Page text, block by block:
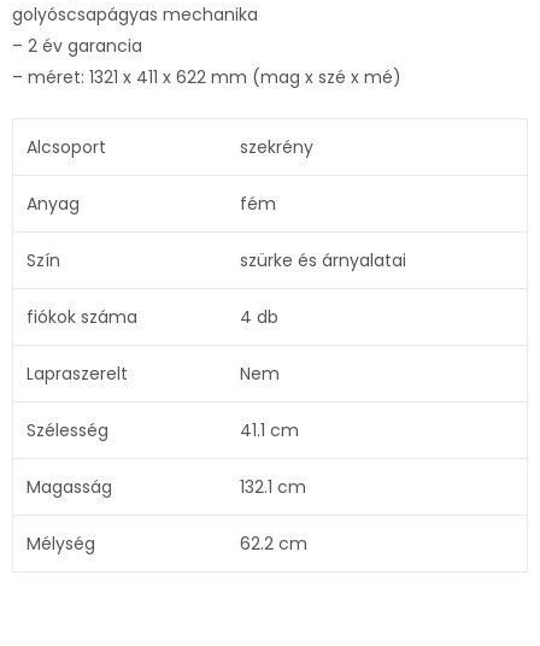
golyóscsapágyas mechanika
– 2 év garancia
– méret: 1321 x 411 x 622 mm (mag x szé x mé)
Alcsoport szekrény
Anyag fém
Szín szürke és árnyalatai
fiókok száma 4 db
Lapraszerelt Nem
Szélesség 41.1 cm
Magasság 132.1 cm
Mélység 62.2 cm